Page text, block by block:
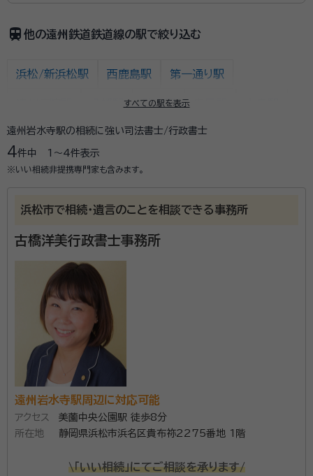
train 他の遠州鉄道鉄道線の駅で絞り込む
すべての駅を表示
浜松/新浜松駅 西鹿島駅 第一通り駅
助信駅
自動車学校前駅 さぎの宮駅 積志駅
遠州岩水寺駅の相続に強い司法書士/行政書士
4件中 1〜4件表示
※いい相続非提携専門家も含みます。
浜松市で相続・遺言のことを相談できる事務所
古橋洋美行政書士事務所
遠州岩水寺駅周辺に対応可能
アクセス
美薗中央公園駅 徒歩8分
所在地
静岡県浜松市浜名区貴布祢2275番地 1階
\「いい相続」にてご相談を承ります/